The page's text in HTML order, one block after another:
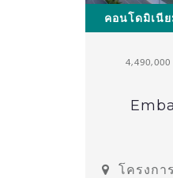
คอนโดมิเนี
4,490,000
โครงกา